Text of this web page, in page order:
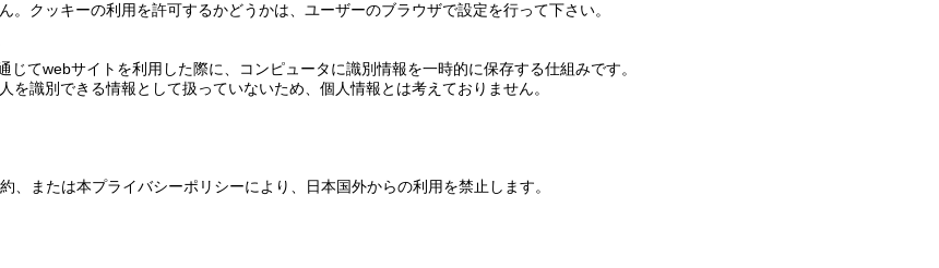
。クッキーの利用を許可するかどうかは、ユーザーのブラウザで設定を行って下さい。
じてwebサイトを利用した際に、コンピュータに識別情報を一時的に保存する仕組みです。
を識別できる情報として扱っていないため、個人情報とは考えておりません。
、または本プライバシーポリシーにより、日本国外からの利用を禁止します。